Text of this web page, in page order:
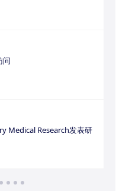
问
Medical Research发表研